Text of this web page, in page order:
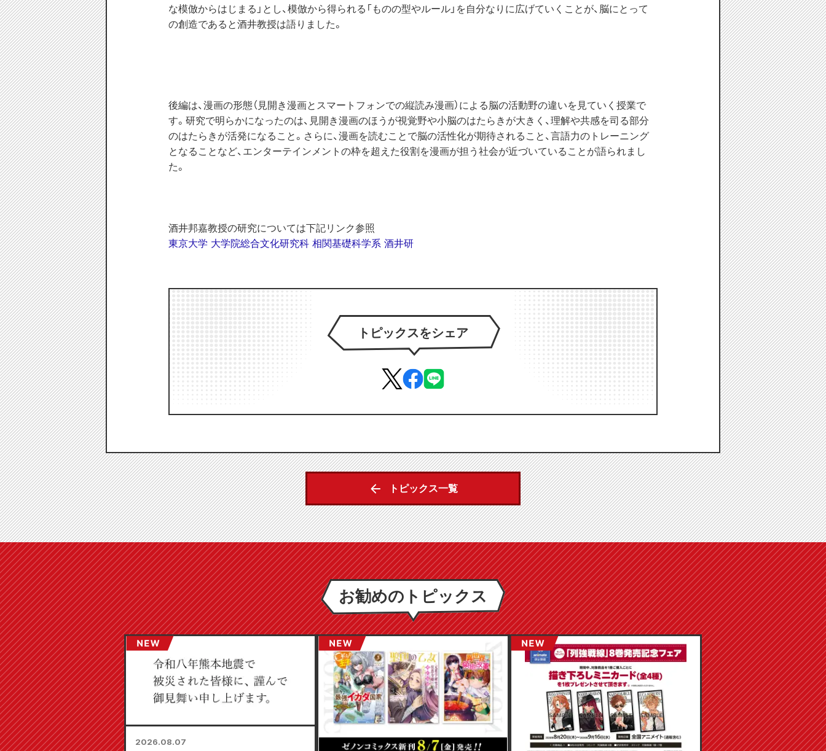
な模倣からはじまる」とし、模倣から得られる「ものの型やルール」を自分なりに広げていくことが、脳にとって
の創造であると酒井教授は語りました。
後編は、漫画の形態（見開き漫画とスマートフォンでの縦読み漫画）による脳の活動野の違いを見ていく授業で
す。研究で明らかになったのは、見開き漫画のほうが視覚野や小脳のはたらきが大きく、理解や共感を司る部分
のはたらきが活発になること。さらに、漫画を読むことで脳の活性化が期待されること、言語力のトレーニング
となることなど、エンターテインメントの枠を超えた役割を漫画が担う社会が近づいていることが語られまし
た。
酒井邦嘉教授の研究については下記リンク参照
東京大学 大学院総合文化研究科 相関基礎科学系 酒井研
トピックスをシェア
トピックス一覧
お勧めのトピックス
2026.08.07